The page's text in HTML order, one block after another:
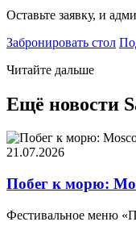
Оставьте заявку, и
Забронировать стол
Читайте дальше
Ещё новости
21.07.2026
Побег к морю:
Фестивальное меню